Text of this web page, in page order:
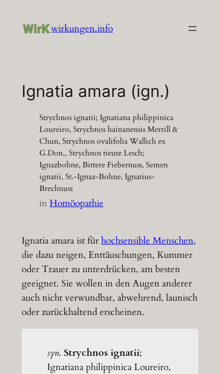
Inhalt
wirkungen.info
Ignatia amara (ign.)
Strychnos ignatii; Ignatiana philippinica
Loureiro, Strychnos hainanensis Merrill &
Chun, Strychnos ovalifolia Wallich ex
G.Don., Strychnos tieute Lesch;
Ignazbohne, Bittere Fiebernuss, Semen
ignatii, St.-Ignaz-Bohne, Ignatius-
Brechnuss
inHomöopathie
Ignatia amara ist fürhochsensible Menschen,
die dazu neigen, Enttäuschungen, Kummer
oder Trauer zu unterdrücken, am besten
geeignet. Sie wollen in den Augen anderer
auch nicht verwundbar, abwehrend, launisch
oder zurückhaltend erscheinen.
syn. Strychnos ignatii;
Ignatiana philippinica Loureiro,